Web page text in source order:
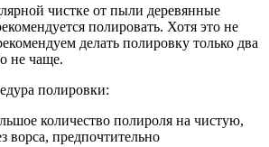
чистке от пыли деревянные
полировать. Хотя это не
делать полировку только два
не чаще.
полировки:
количество полироля на чистую,
ворса, предпочтительно